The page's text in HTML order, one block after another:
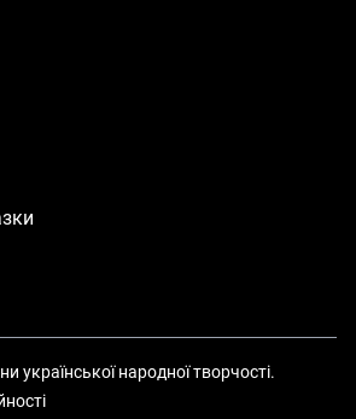
української народної творчості.